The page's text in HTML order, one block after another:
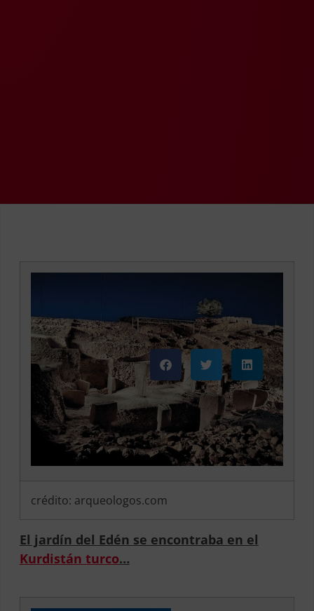
crédito: arqueologos.com
El jardín del Edén se encontraba en el
Kurdistán turco…